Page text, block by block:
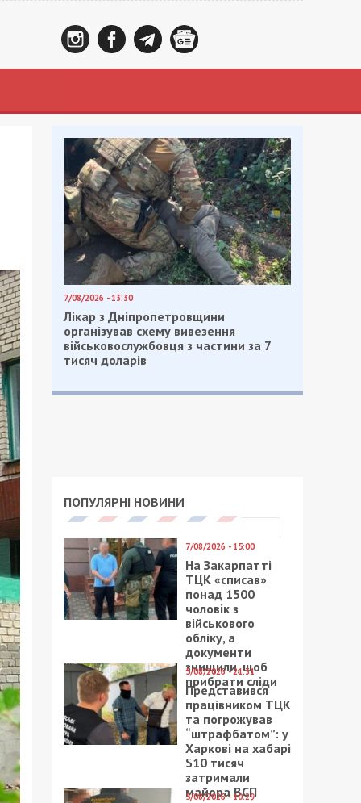
7/08/2026 - 13:30
Лікар з Дніпропетровщини
організував схему вивезення
військовослужбовця з частини за 7
тисяч доларів
ПОПУЛЯРНІ НОВИНИ
7/08/2026 - 15:00
На Закарпатті
ТЦК «списав»
понад 1500
чоловік з
військового
обліку, а
документи
знищили, щоб
прибрати сліди
5/08/2026 - 21:31
Представився
працівником ТЦК
та погрожував
“штрафбатом”: у
Харкові на хабарі
$10 тисяч
затримали
майора ВСП
5/08/2026 - 10:29